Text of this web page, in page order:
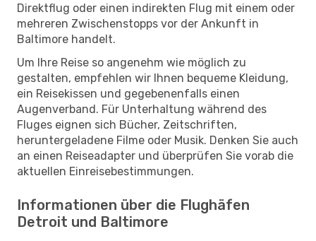
Direktflug oder einen indirekten Flug mit einem oder
mehreren Zwischenstopps vor der Ankunft in
Baltimore handelt.
Um Ihre Reise so angenehm wie möglich zu
gestalten, empfehlen wir Ihnen bequeme Kleidung,
ein Reisekissen und gegebenenfalls einen
Augenverband. Für Unterhaltung während des
Fluges eignen sich Bücher, Zeitschriften,
heruntergeladene Filme oder Musik. Denken Sie auch
an einen Reiseadapter und überprüfen Sie vorab die
aktuellen Einreisebestimmungen.
Informationen über die Flughäfen
Detroit und Baltimore